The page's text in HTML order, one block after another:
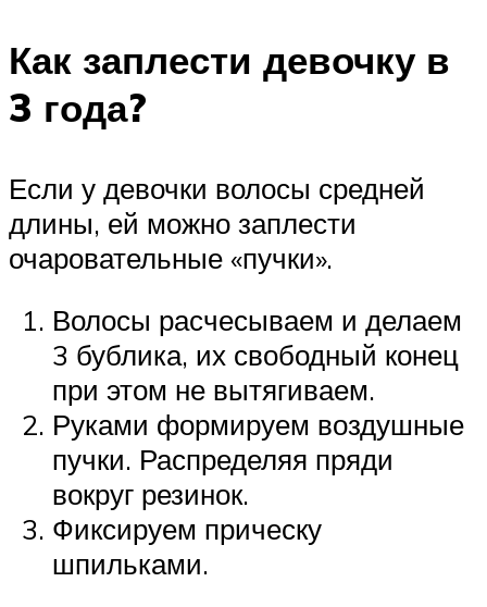
Как заплести девочку в
3 года?
Если у девочки волосы средней
длины, ей можно заплести
очаровательные «пучки».
Волосы расчесываем и делаем
3 бублика, их свободный конец
при этом не вытягиваем.
Руками формируем воздушные
пучки. Распределяя пряди
вокруг резинок.
Фиксируем прическу
шпильками.